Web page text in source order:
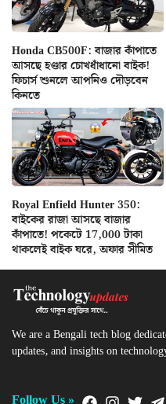
Honda CB500F: বাজার কাঁপাতে
আসছে হণ্ডার চোখধাঁধানো বাইক!
ফিচার্স শুনলে আপনিও দৌড়বেন
কিনতে
Royal Enfield Hunter 350:
বাইকের রাজা আসছে বাজার
কাঁপাতে! পকেটে 17,000 টাকা
থাকলেই বাইক ঘরে, অফার সীমিত
We are a Bengali tech blog
updates, and insights on